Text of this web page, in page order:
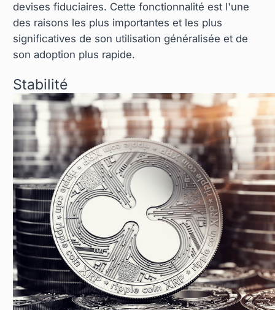
devises fiduciaires. Cette fonctionnalité est l'une
des raisons les plus importantes et les plus
significatives de son utilisation généralisée et de
son adoption plus rapide.
Stabilité